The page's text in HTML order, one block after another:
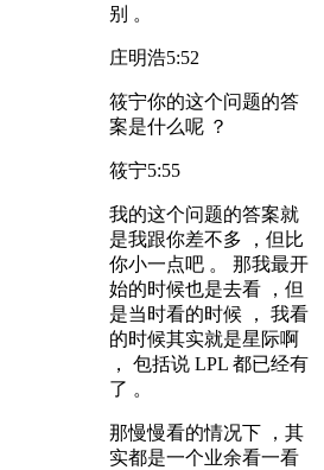
别 。
庄明浩5:52
筱宁你的这个问题的答
案是什么呢 ？
筱宁5:55
我的这个问题的答案就
是我跟你差不多 ，但比
你小一点吧 。 那我最开
始的时候也是去看 ，但
是当时看的时候 ， 我看
的时候其实就是星际啊
， 包括说 LPL 都已经有
了 。
那慢慢看的情况下 ，其
实都是一个业余看一看